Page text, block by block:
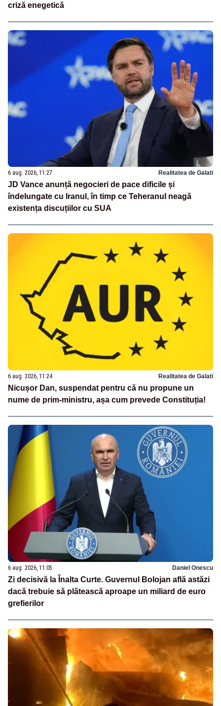
criză enegetică
6 aug. 2026, 11:27 Realitatea de Galati
JD Vance anunță negocieri de pace dificile și
îndelungate cu Iranul, în timp ce Teheranul neagă
existența discuțiilor cu SUA
6 aug. 2026, 11:24 Realitatea de Galati
Nicușor Dan, suspendat pentru că nu propune un
nume de prim-ministru, așa cum prevede Constituția!
6 aug. 2026, 11:05 Daniel Onescu
Zi decisivă la Înalta Curte. Guvernul Bolojan află astăzi
dacă trebuie să plătească aproape un miliard de euro
grefierilor